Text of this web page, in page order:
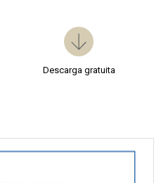
Descarga gratuita